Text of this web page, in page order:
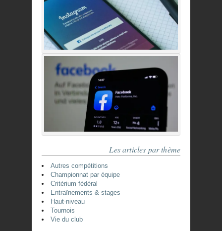
Les articles par thème
Autres compétitions
Championnat par équipe
Critérium fédéral
Entraînements & stages
Haut-niveau
Tournois
Vie du club